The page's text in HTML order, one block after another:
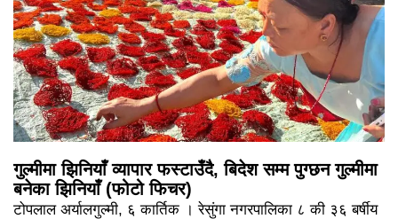
गुल्मीमा झिनियाँ व्यापार फस्टाउँदै, बिदेश सम्म पुग्छन गुल्मीमा
बनेका झिनियाँ (फोटो फिचर)
टोपलाल अर्यालगुल्मी, ६ कार्तिक । रेसुंगा नगरपालिका ८ की ३६ बर्षीय